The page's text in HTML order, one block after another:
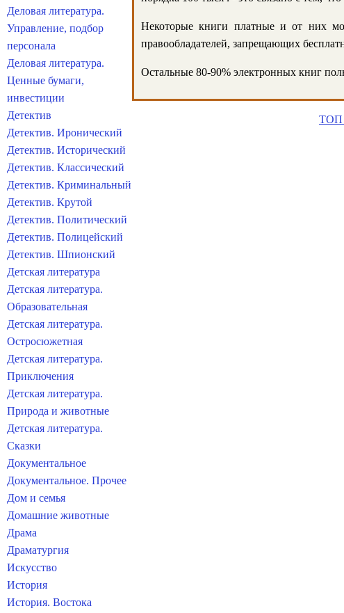
Некоторые книги платные и от них
правообладателей, запрещающих
Остальные 80-90% электронных книг
ТОП
Деловая литература.
Управление, подбор
персонала
Деловая литература.
Ценные бумаги,
инвестиции
Детектив
Детектив. Иронический
Детектив. Исторический
Детектив. Классический
Детектив. Криминальный
Детектив. Крутой
Детектив. Политический
Детектив. Полицейский
Детектив. Шпионский
Детская литература
Детская литература.
Образовательная
Детская литература.
Остросюжетная
Детская литература.
Приключения
Детская литература.
Природа и животные
Детская литература.
Сказки
Документальное
Документальное. Прочее
Дом и семья
Домашние животные
Драма
Драматургия
Искусство
История
История. Востока